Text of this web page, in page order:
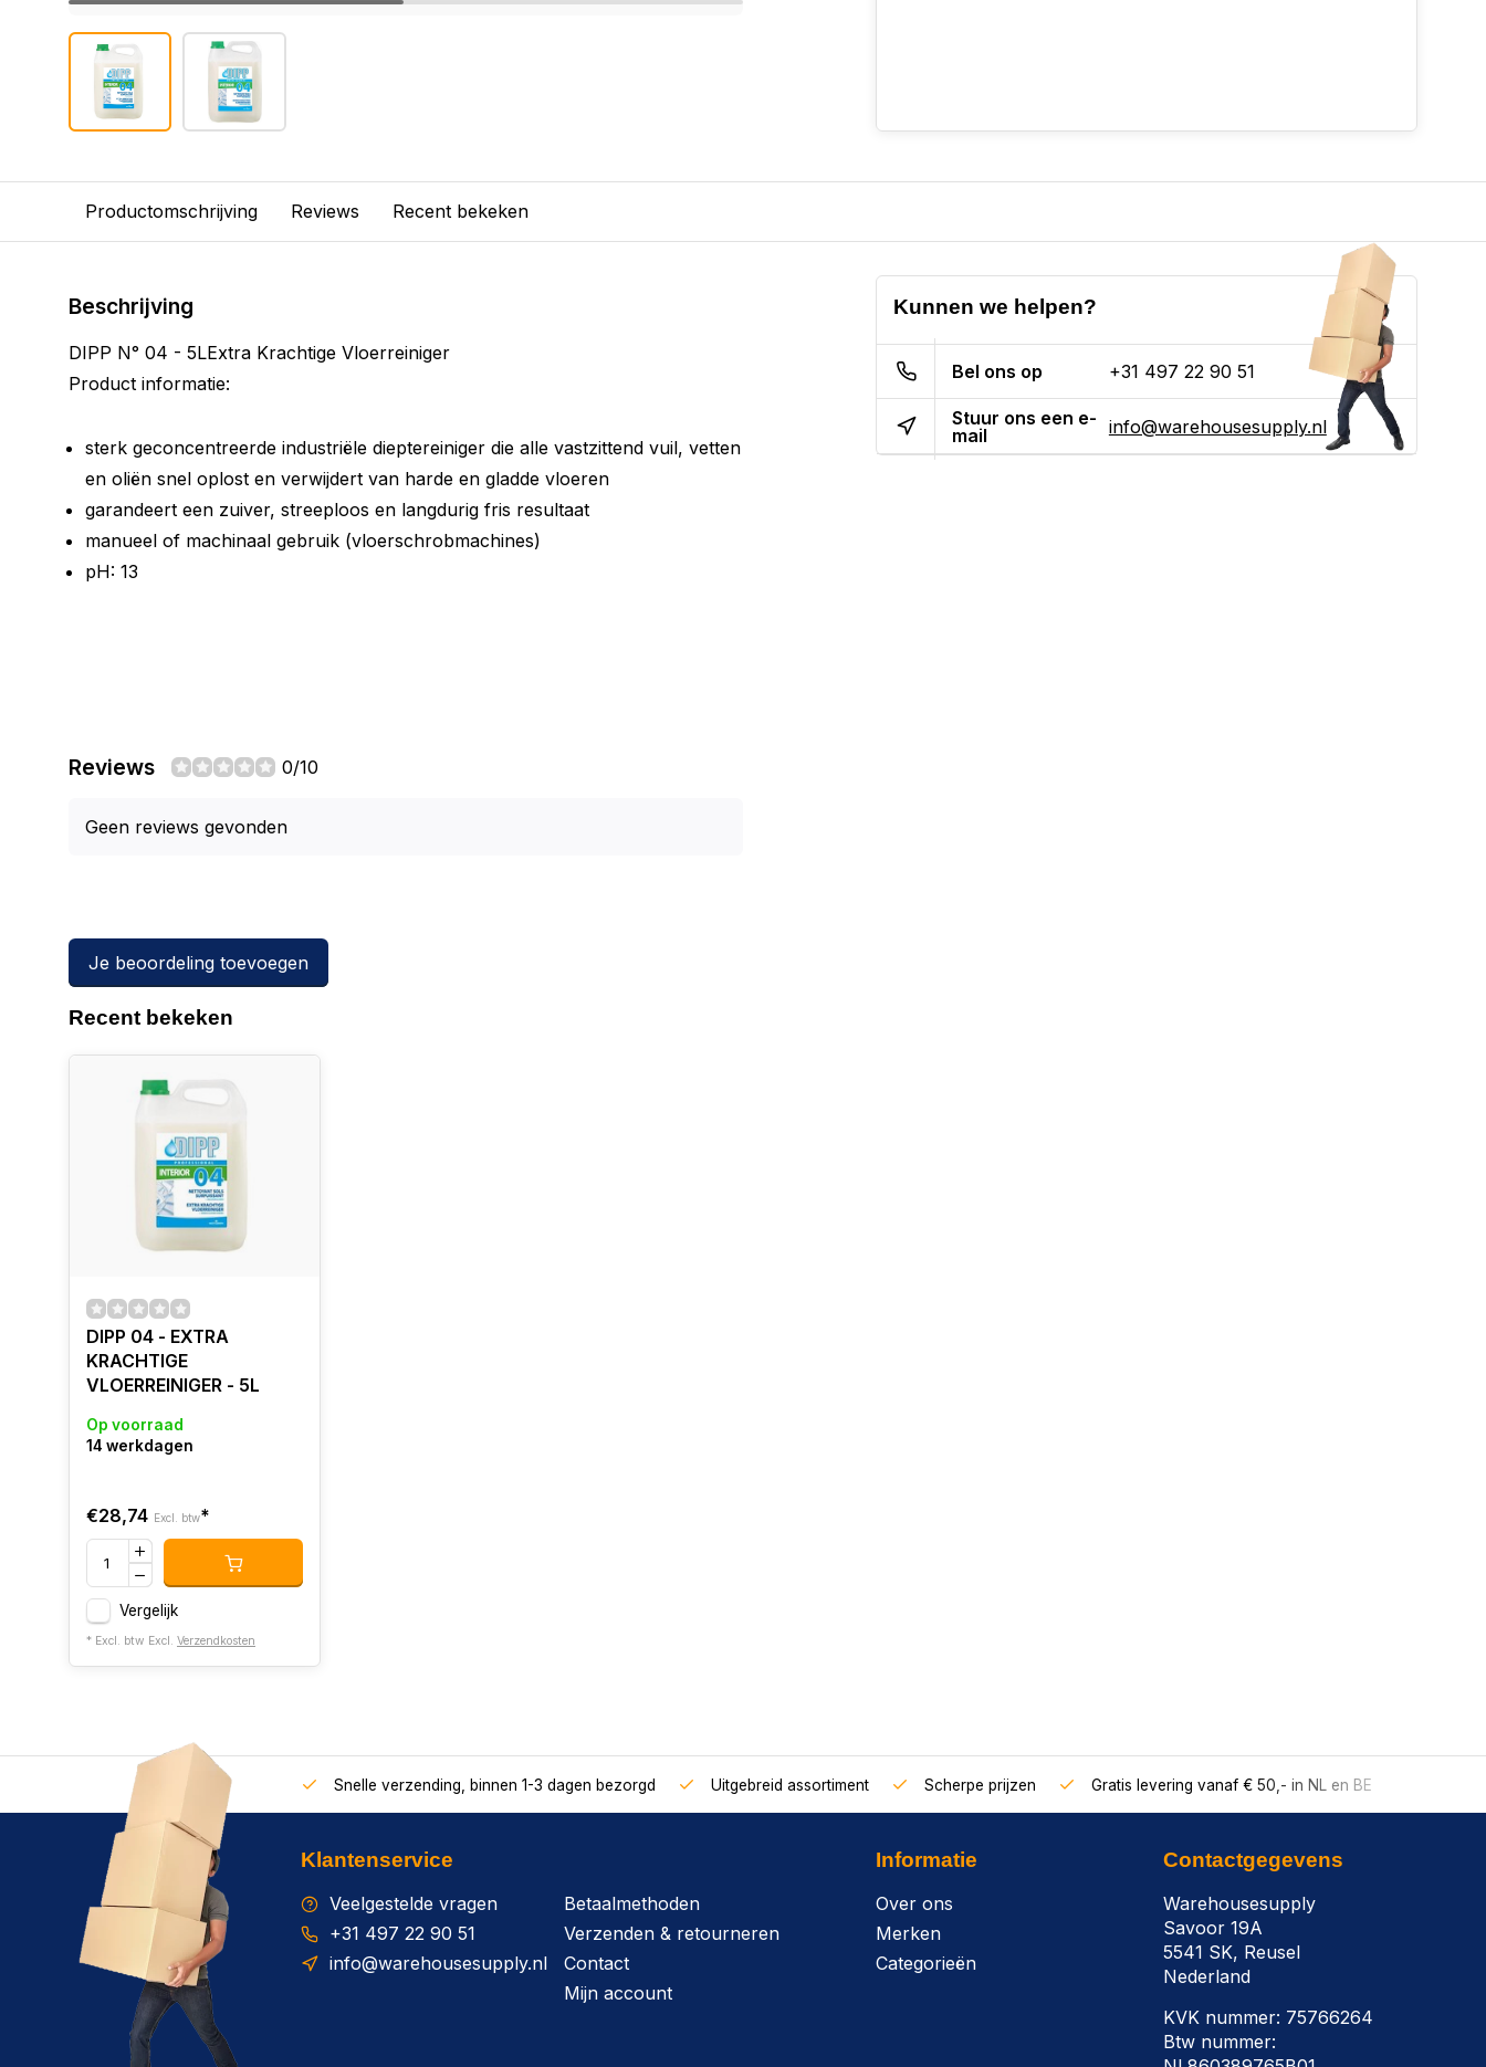
Productomschrijving Reviews Recent bekeken
Beschrijving
DIPP N° 04 - 5LExtra Krachtige Vloerreiniger
Product informatie:
sterk geconcentreerde industriële dieptereiniger die alle vastzittend vuil, vetten
en oliën snel oplost en verwijdert van harde en gladde vloeren
garandeert een zuiver, streeploos en langdurig fris resultaat
manueel of machinaal gebruik (vloerschrobmachines)
pH: 13
Reviews 0/10
Geen reviews gevonden
Je beoordeling toevoegen
Kunnen we helpen?
Bel ons op +31 497 22 90 51
Stuur ons een e-
mail
info@warehousesupply.nl
Recent bekeken
DIPP 04 - EXTRA
KRACHTIGE
VLOERREINIGER - 5L
Op voorraad
14 werkdagen
€28,74 Excl. btw*
Vergelijk
* Excl. btw Excl. Verzendkosten
Snelle verzending, binnen 1-3 dagen bezorgd Uitgebreid assortiment Scherpe prijzen Gratis levering vanaf € 50,- in NL en BE
Klantenservice
Veelgestelde vragen
+31 497 22 90 51
info@warehousesupply.nl
Betaalmethoden
Verzenden & retourneren
Contact
Mijn account
Informatie
Over ons
Merken
Categorieën
Contactgegevens
Warehousesupply
Savoor 19A
5541 SK, Reusel
Nederland
KVK nummer: 75766264
Btw nummer: